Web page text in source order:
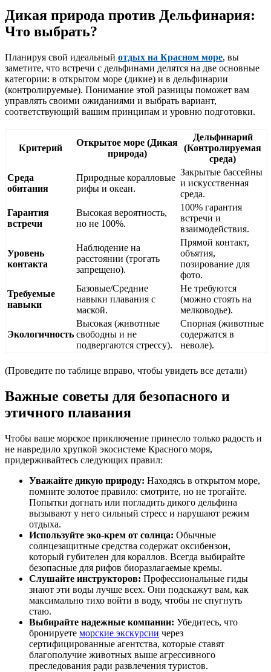
Дикая природа против Дельфинария:
Что выбрать?
Планируя свой идеальный отдых на Красном море, вы
заметите, что встречи с дельфинами делятся на две основные
категории: в открытом море (дикие) и в дельфинарии
(контролируемые). Понимание этой разницы поможет вам
управлять своими ожиданиями и выбрать вариант,
соответствующий вашим принципам и уровню подготовки.
Критерий
Открытое море (Дикая
природа)
Дельфинарий
(Контролируемая
среда)
Среда
обитания
Природные коралловые
рифы и океан.
Закрытые бассейны
и искусственная
среда.
Гарантия
встречи
Высокая вероятность,
но не 100%.
100% гарантия
встречи и
взаимодействия.
Уровень
контакта
Наблюдение на
расстоянии (трогать
запрещено).
Прямой контакт,
объятия,
позирование для
фото.
Требуемые
навыки
Базовые/Средние
навыки плавания с
маской.
Не требуются
(можно стоять на
мелководье).
Экологичность
Высокая (животные
свободны и не
подвергаются стрессу).
Спорная (животные
содержатся в
неволе).
(Проведите по таблице вправо, чтобы увидеть все детали)
Важные советы для безопасного и
этичного плавания
Чтобы ваше морское приключение принесло только радость и
не навредило хрупкой экосистеме Красного моря,
придерживайтесь следующих правил:
Уважайте дикую природу: Находясь в открытом море,
помните золотое правило: смотрите, но не трогайте.
Попытки догнать или погладить дикого дельфина
вызывают у него сильный стресс и нарушают режим
отдыха.
Используйте эко-крем от солнца: Обычные
солнцезащитные средства содержат оксибензон,
который губителен для кораллов. Всегда выбирайте
безопасные для рифов биоразлагаемые кремы.
Слушайте инструкторов: Профессиональные гиды
знают эти воды лучше всех. Они подскажут вам, как
максимально тихо войти в воду, чтобы не спугнуть
стаю.
Выбирайте надежные компании: Убедитесь, что
бронируете морские экскурсии через
сертифицированные агентства, которые ставят
благополучие животных выше агрессивного
преследования ради развлечения туристов.